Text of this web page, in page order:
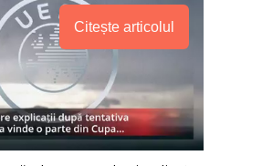
Citește articolul